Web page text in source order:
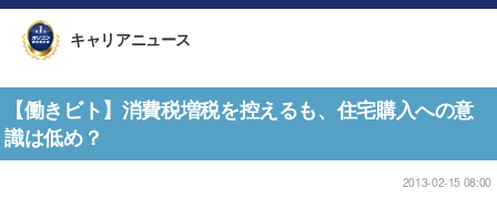
キャリアニュース
【働きビト】消費税増税を控えるも、住宅購入への意
識は低め？
2013-02-15 08:00